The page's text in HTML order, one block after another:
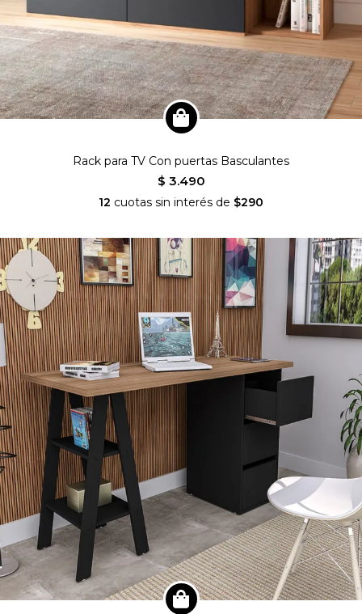
Rack para TV Con puertas Basculantes
$ 3.490
12 cuotas sin interés de $290